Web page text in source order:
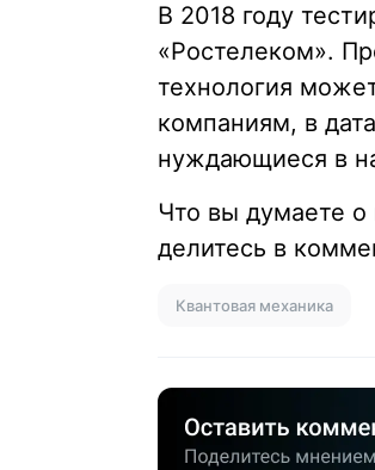
В 2018 году
«Ростелеком».
технология
компаниям, в
нуждающиеся в
Что вы думаете
делитесь в
Квантовая механика